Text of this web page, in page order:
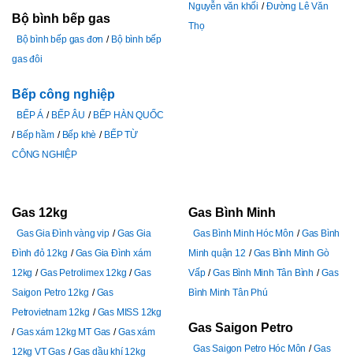
Bộ bình bếp gas
Bộ bình bếp gas đơn
Bộ bình bếp
gas đôi
Bếp công nghiệp
BẾP Á BẾP ÂU
BẾP HÀN QUỐC
Bếp hầm
Bếp khè
BẾP TỪ
CÔNG NGHIỆP
Nguyễn văn khối
Đường Lê Văn
Thọ
Gas 12kg
Gas Gia Đình vàng vip
Gas Gia
Đình đỏ 12kg
Gas Gia Đình xám
12kg
Gas Petrolimex 12kg
Gas
Saigon Petro 12kg
Gas
Petrovietnam 12kg
Gas MISS 12kg
Gas xám 12kg MT Gas
Gas xám
12kg VT Gas
Gas dầu khí 12kg
Gas Bình Minh
Gas Bình Minh Hóc Môn
Gas Bình
Minh quận 12
Gas Bình Minh Gò
Vấp
Gas Bình Minh Tân Bình
Gas
Bình Minh Tân Phú
Gas Saigon Petro
Gas Saigon Petro Hóc Môn
Gas